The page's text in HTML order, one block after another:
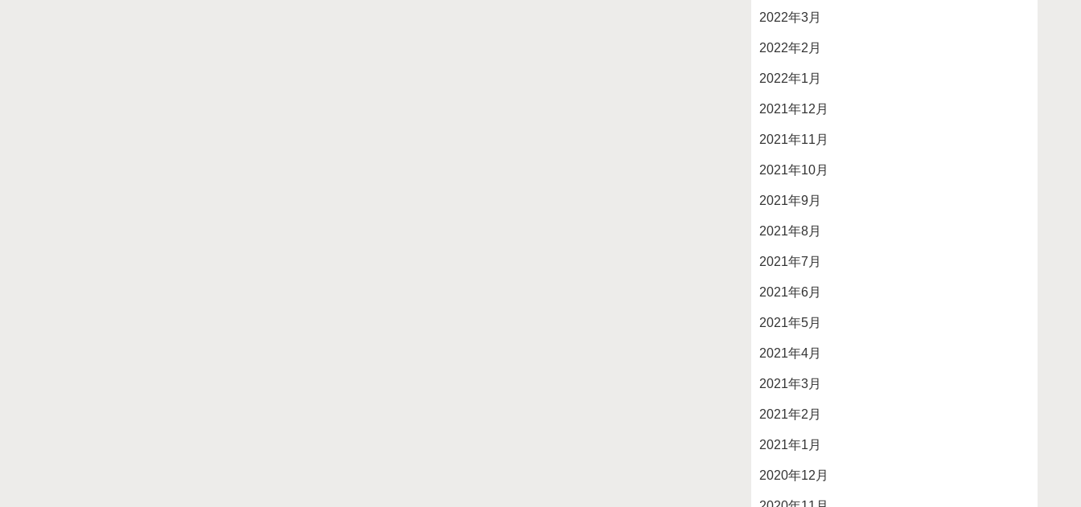
2022年3月
2022年2月
2022年1月
2021年12月
2021年11月
2021年10月
2021年9月
2021年8月
2021年7月
2021年6月
2021年5月
2021年4月
2021年3月
2021年2月
2021年1月
2020年12月